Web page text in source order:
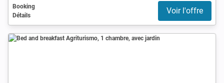
Booking
Détails
Voir l'offre